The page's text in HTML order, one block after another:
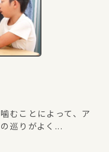
むことによって、ア
巡りがよく...